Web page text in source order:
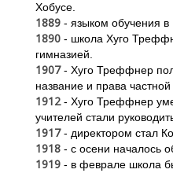
Хобусе.
1889- языком обучения в
1890- школа Хуго
гимназией.
1907- Хуго Треффнер
название и права
1912- Хуго Треффнер
учителей стали
1917- директором стал
1918- с осени началось
1919- в феврале школа